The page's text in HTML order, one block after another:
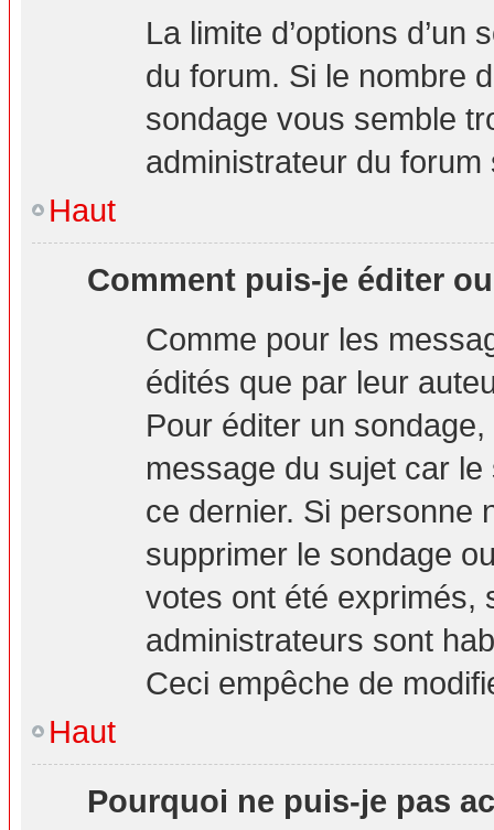
La limite d’options d’un
du forum. Si le nombre
sondage vous semble
administrateur du forum
Haut
Comment puis-je éditer
Comme pour les
édités que par leur
Pour éditer un
message du sujet car
ce dernier. Si personne
supprimer le sondage
votes ont été exprimés,
administrateurs sont
Ceci empêche de
Haut
Pourquoi ne puis-je pas